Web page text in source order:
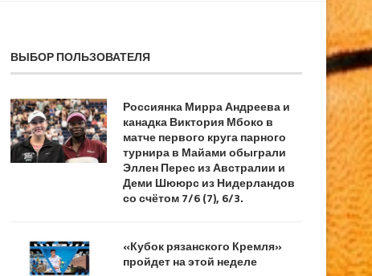
ВЫБОР ПОЛЬЗОВАТЕЛЯ
Россиянка Мирра Андреева и
канадка Виктория Мбоко в
матче первого круга парного
турнира в Майами обыграли
Эллен Перес из Австралии и
Деми Шююрс из Нидерландов
со счётом 7/6 (7), 6/3.
«Кубок рязанского Кремля»
пройдет на этой неделе